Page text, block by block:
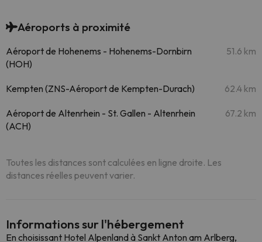
Aéroports à proximité
Aéroport de Hohenems - Hohenems-Dornbirn
(HOH)
51.6 km
Kempten (ZNS-Aéroport de Kempten-Durach) 62.4 km
Aéroport de Altenrhein - St. Gallen - Altenrhein
(ACH)
67.2 km
Toutes les distances sont calculées en ligne droite. Les
distances réelles peuvent varier.
Informations sur l'hébergement
En choisissant Hotel Alpenland à Sankt Anton am Arlberg,